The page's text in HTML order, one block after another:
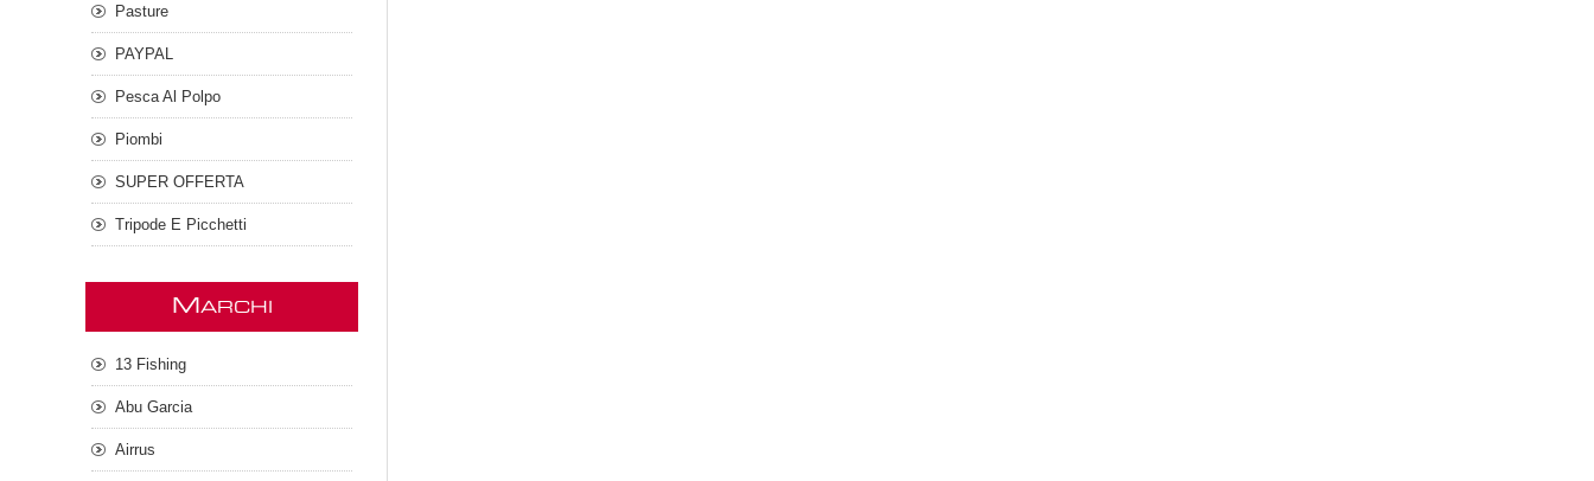
Pasture
PAYPAL
Pesca Al Polpo
Piombi
SUPER OFFERTA
Tripode E Picchetti
M ARCHI
13 Fishing
Abu Garcia
Airrus